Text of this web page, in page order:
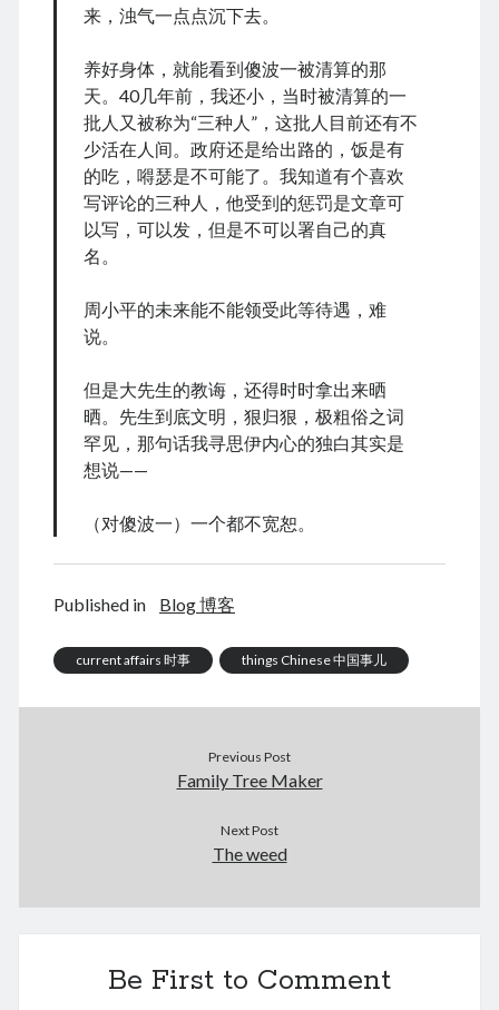
August 2022
June 2022
May 2022
April 2022
March 2022
January 2022
December 2021
November 2021
October 2021
August 2021
July 2021
May 2021
April 2021
March 2021
February 2021
December 2020
September 2020
July 2020
June 2020
May 2020
February 2017
来，浊气一点点沉下去。
养好身体，就能看到傻波一被清算的那
天。40几年前，我还小，当时被清算的一
批人又被称为“三种人”，这批人目前还有不
少活在人间。政府还是给出路的，饭是有
的吃，嘚瑟是不可能了。我知道有个喜欢
写评论的三种人，他受到的惩罚是文章可
以写，可以发，但是不可以署自己的真
名。
周小平的未来能不能领受此等待遇，难
说。
但是大先生的教诲，还得时时拿出来晒
晒。先生到底文明，狠归狠，极粗俗之词
罕见，那句话我寻思伊内心的独白其实是
想说——
（对傻波一）一个都不宽恕。
Published in Blog 博客
current affairs 时事 things Chinese 中国事儿
Previous Post
Family Tree Maker
Next Post
The weed
Be First to Comment